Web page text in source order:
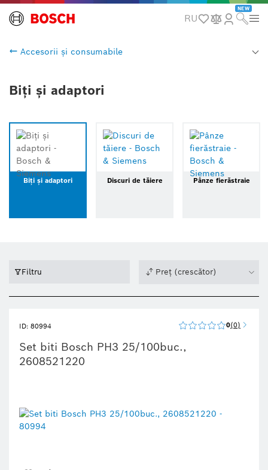
RU
NEW
Accesorii și consumabile
Biți și adaptori
Biți și adaptori Discuri de tăiere Pânze fierăstraie
Filtru Preț (crescător)
ID: 80994 0 0
Set biti Bosch PH3 25/100buc.,
2608521220